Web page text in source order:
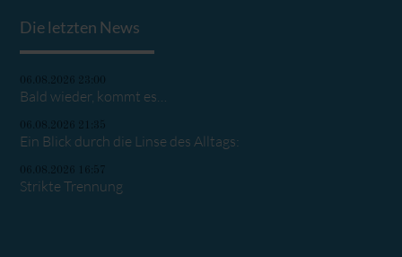
Die letzten News
06.08.2026 23:00
Bald wieder, kommt es…
06.08.2026 21:35
Ein Blick durch die Linse des Alltags:
06.08.2026 16:57
Strikte Trennung